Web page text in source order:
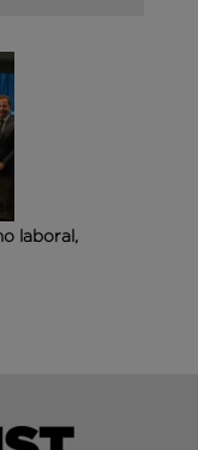
laboral,